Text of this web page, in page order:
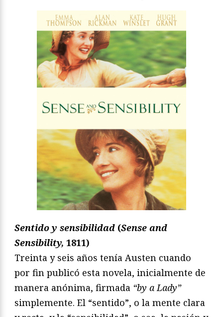
Sentido y sensibilidad (Sense and
Sensibility, 1811)
Treinta y seis años tenía Austen cuando
por fin publicó esta novela, inicialmente de
manera anónima, firmada “by a Lady”
simplemente. El “sentido”, o la mente clara